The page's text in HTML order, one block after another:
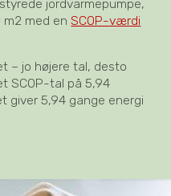
jordvarmepumpe,
m2 med enSCOP-værdi
– jo højere tal, desto
SCOP-tal på 5,94
giver 5,94 gange energi